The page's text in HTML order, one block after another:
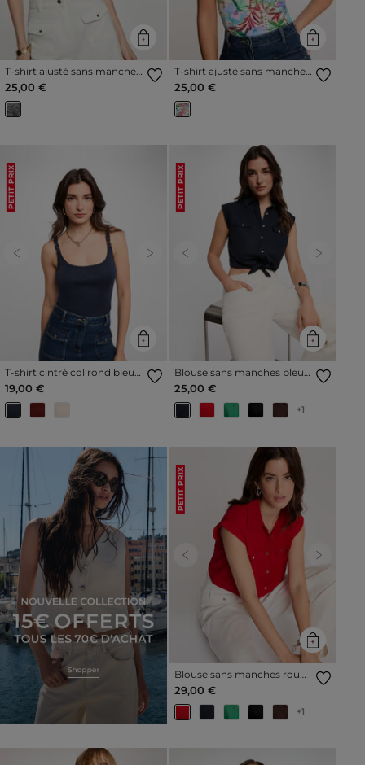
T-shirt ajusté sans manches
multicolore femme
25,00 €
T-shirt ajusté sans manches
multicolore femme
25,00 €
PETIT PRIX
Previous Next
T-shirt cintré col rond bleu
marine femme
19,00 €
PETIT PRIX
Previous Next
Blouse sans manches bleu
marine femme
25,00 €
+1
PETIT PRIX
Previous Next
Blouse sans manches rouge
femme
29,00 €
+1